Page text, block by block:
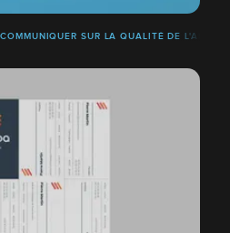
SUR LA QUALITÉ DE L'AIR ?"